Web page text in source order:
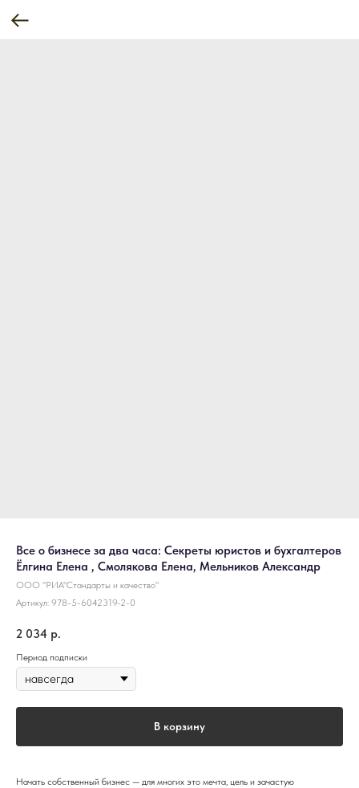
Все о бизнесе за два часа: Секреты юристов и бухгалтеров
Ёлгина Елена , Смолякова Елена, Мельников Александр
ООО "РИА"Стандарты и качество"
Артикул: 978-5-6042319-2-0
2 034 р.
Период подписки
В корзину
Начать собственный бизнес — для многих это мечта, цель и зачастую